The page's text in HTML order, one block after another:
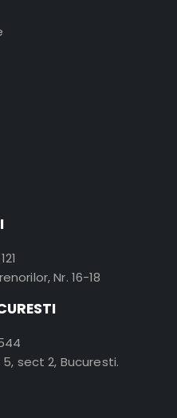
Nr. 16-18
sect 2, Bucuresti.